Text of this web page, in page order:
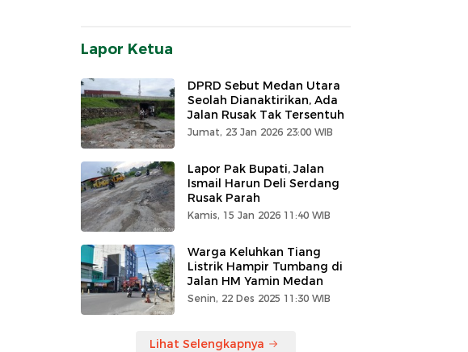
Lapor Ketua
DPRD Sebut Medan Utara
Seolah Dianaktirikan, Ada
Jalan Rusak Tak Tersentuh
Jumat, 23 Jan 2026 23:00 WIB
Lapor Pak Bupati, Jalan
Ismail Harun Deli Serdang
Rusak Parah
Kamis, 15 Jan 2026 11:40 WIB
Warga Keluhkan Tiang
Listrik Hampir Tumbang di
Jalan HM Yamin Medan
Senin, 22 Des 2025 11:30 WIB
Lihat Selengkapnya